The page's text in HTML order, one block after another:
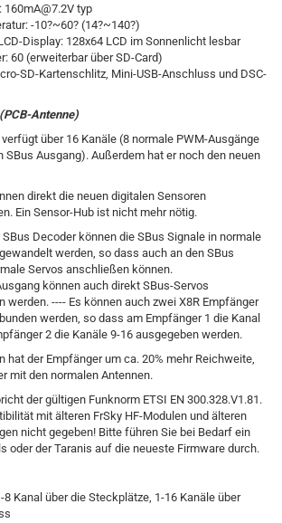
typ
-10?~60? (14?~140?)
Display: 128x64 LCD im Sonnenlicht lesbar
60 (erweiterbar über SD-Card)
SD-Kartenschlitz, Mini-USB-Anschluss und DSC-
Antenne)
über 16 Kanäle (8 normale PWM-Ausgänge
SBus Ausgang). Außerdem hat er noch den neuen
direkt die neuen digitalen Sensoren
Ein Sensor-Hub ist nicht mehr nötig.
Decoder können die SBus Signale in normale
werden, so dass auch an den SBus
Servos anschließen können.
können auch direkt SBus-Servos
werden. ---- Es können auch zwei X8R Empfänger
werden, so dass am Empfänger 1 die Kanal
2 die Kanäle 9-16 ausgegeben werden.
hat der Empfänger um ca. 20% mehr Reichweite,
mit den normalen Antennen.
der gültigen Funknorm ETSI EN 300.328.V1.81.
mit älteren FrSky HF-Modulen und älteren
nicht gegeben! Bitte führen Sie bei Bedarf ein
oder der Taranis auf die neueste Firmware durch.
8 Kanal über die Steckplätze, 1-16 Kanäle über